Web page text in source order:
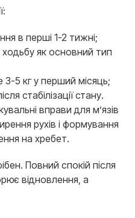
в перші 1-2 тижні;
як основний тип
3-5 кг у перший місяць;
стабілізації стану.
вправи для м’язів
рухів і формування
на хребет.
Повний спокій після
відновлення, а